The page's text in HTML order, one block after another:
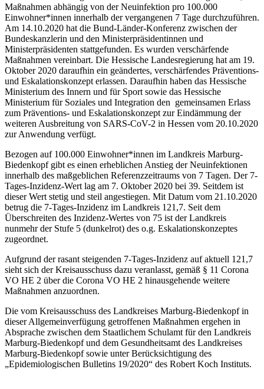
Maßnahmen abhängig von der Neuinfektion pro 100.000
Einwohner*innen innerhalb der vergangenen 7 Tage durchzuführen.
Am 14.10.2020 hat die Bund-Länder-Konferenz zwischen der
Bundeskanzlerin und den Ministerpräsidentinnen und
Ministerpräsidenten stattgefunden. Es wurden verschärfende
Maßnahmen vereinbart. Die Hessische Landesregierung hat am 19.
Oktober 2020 daraufhin ein geändertes, verschärfendes Präventions-
und Eskalationskonzept erlassen. Daraufhin haben das Hessische
Ministerium des Innern und für Sport sowie das Hessische
Ministerium für Soziales und Integration den gemeinsamen Erlass
zum Präventions- und Eskalationskonzept zur Eindämmung der
weiteren Ausbreitung von SARS-CoV-2 in Hessen vom 20.10.2020
zur Anwendung verfügt.
Bezogen auf 100.000 Einwohner*innen im Landkreis Marburg-
Biedenkopf gibt es einen erheblichen Anstieg der Neuinfektionen
innerhalb des maßgeblichen Referenzzeitraums von 7 Tagen. Der 7-
Tages-Inzidenz-Wert lag am 7. Oktober 2020 bei 39. Seitdem ist
dieser Wert stetig und steil angestiegen. Mit Datum vom 21.10.2020
betrug die 7-Tages-Inzidenz im Landkreis 121,7. Seit dem
Überschreiten des Inzidenz-Wertes von 75 ist der Landkreis
nunmehr der Stufe 5 (dunkelrot) des o.g. Eskalationskonzeptes
zugeordnet.
Aufgrund der rasant steigenden 7-Tages-Inzidenz auf aktuell 121,7
sieht sich der Kreisausschuss dazu veranlasst, gemäß § 11 Corona
VO HE 2 über die Corona VO HE 2 hinausgehende weitere
Maßnahmen anzuordnen.
Die vom Kreisausschuss des Landkreises Marburg-Biedenkopf in
dieser Allgemeinverfügung getroffenen Maßnahmen ergehen in
Absprache zwischen dem Staatlichem Schulamt für den Landkreis
Marburg-Biedenkopf und dem Gesundheitsamt des Landkreises
Marburg-Biedenkopf sowie unter Berücksichtigung des
„Epidemiologischen Bulletins 19/2020“ des Robert Koch Instituts.